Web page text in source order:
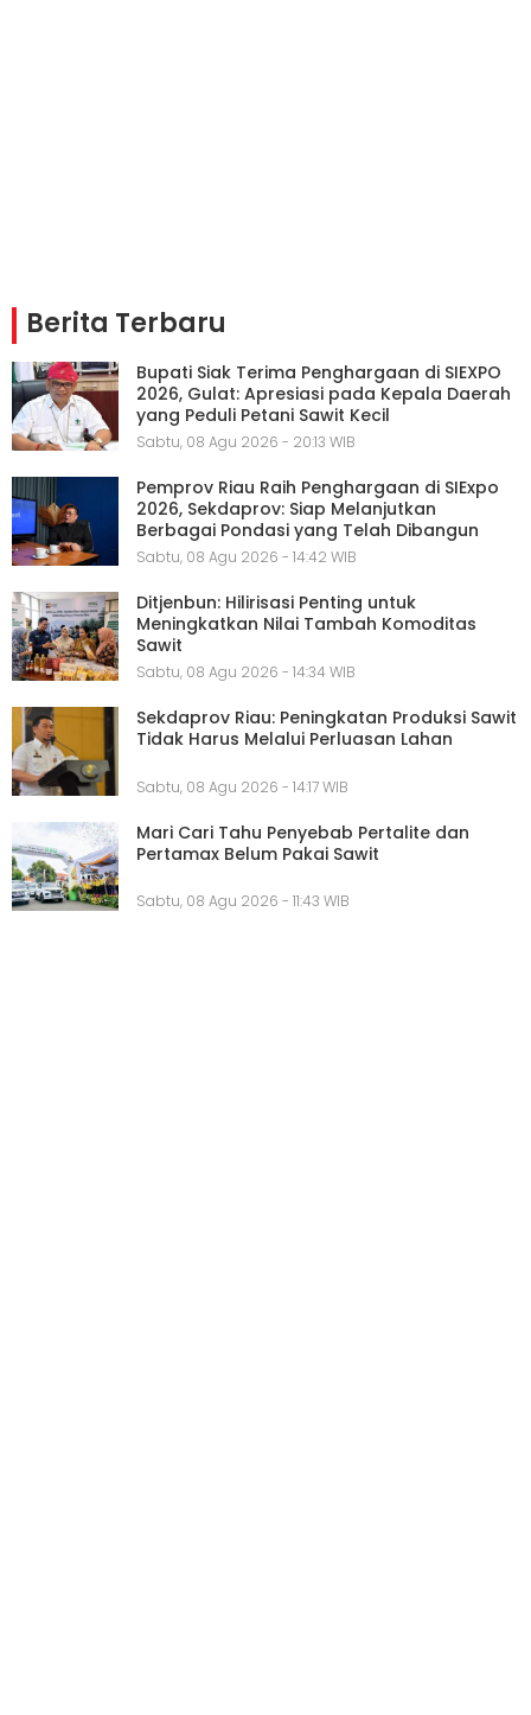
Berita Terbaru
Bupati Siak Terima Penghargaan di SIEXPO
2026, Gulat: Apresiasi pada Kepala Daerah
yang Peduli Petani Sawit Kecil
Sabtu, 08 Agu 2026 - 20:13 WIB
Pemprov Riau Raih Penghargaan di SIExpo
2026, Sekdaprov: Siap Melanjutkan
Berbagai Pondasi yang Telah Dibangun
Sabtu, 08 Agu 2026 - 14:42 WIB
Ditjenbun: Hilirisasi Penting untuk
Meningkatkan Nilai Tambah Komoditas
Sawit
Sabtu, 08 Agu 2026 - 14:34 WIB
Sekdaprov Riau: Peningkatan Produksi Sawit
Tidak Harus Melalui Perluasan Lahan
Sabtu, 08 Agu 2026 - 14:17 WIB
Mari Cari Tahu Penyebab Pertalite dan
Pertamax Belum Pakai Sawit
Sabtu, 08 Agu 2026 - 11:43 WIB